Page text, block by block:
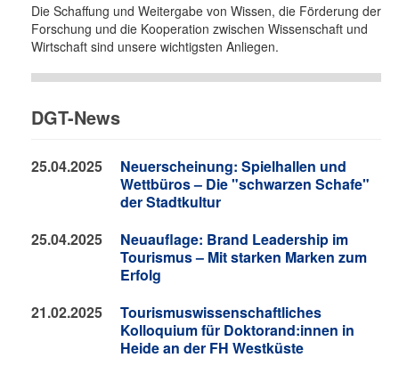
Die Schaffung und Weitergabe von Wissen, die Förderung der
Forschung und die Kooperation zwischen Wissenschaft und
Wirtschaft sind unsere wichtigsten Anliegen.
DGT-News
25.04.2025
Neuerscheinung: Spielhallen und
Wettbüros – Die "schwarzen Schafe"
der Stadtkultur
25.04.2025
Neuauflage: Brand Leadership im
Tourismus – Mit starken Marken zum
Erfolg
21.02.2025
Tourismuswissenschaftliches
Kolloquium für Doktorand:innen in
Heide an der FH Westküste